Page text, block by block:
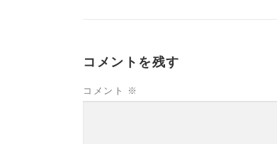
コメントを残す
コメント ※